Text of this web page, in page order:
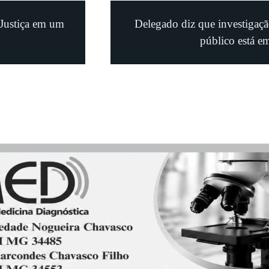
em um
Delegado diz que
público está